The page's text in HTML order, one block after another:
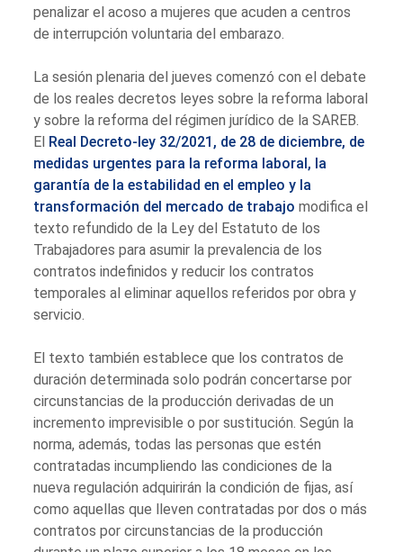
penalizar el acoso a mujeres que acuden a centros
de interrupción voluntaria del embarazo.
La sesión plenaria del jueves comenzó con el debate
de los reales decretos leyes sobre la reforma laboral
y sobre la reforma del régimen jurídico de la SAREB.
El Real Decreto-ley 32/2021, de 28 de diciembre, de
medidas urgentes para la reforma laboral, la
garantía de la estabilidad en el empleo y la
transformación del mercado de trabajo modifica el
texto refundido de la Ley del Estatuto de los
Trabajadores para asumir la prevalencia de los
contratos indefinidos y reducir los contratos
temporales al eliminar aquellos referidos por obra y
servicio.
El texto también establece que los contratos de
duración determinada solo podrán concertarse por
circunstancias de la producción derivadas de un
incremento imprevisible o por sustitución. Según la
norma, además, todas las personas que estén
contratadas incumpliendo las condiciones de la
nueva regulación adquirirán la condición de fijas, así
como aquellas que lleven contratadas por dos o más
contratos por circunstancias de la producción